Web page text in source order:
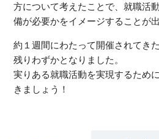
方について考えたことで、就職活
備が必要かをイメージすることが
約１週間にわたって開催されてき
残りわずかとなりました。
実りある就職活動を実現するため
きましょう！